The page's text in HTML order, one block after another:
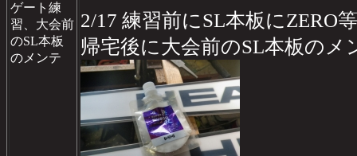
ゲート練
習、大会前
のSL本板
のメンテ
2/17 練習前にSL本板にZERO
帰宅後に大会前のSL本板のメ